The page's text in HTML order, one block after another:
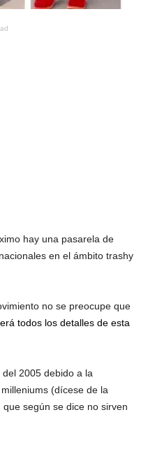
hay una pasarela de
en el ámbito trashy
no se preocupe que
todos los detalles de esta
2005 debido a la
(dícese de la
según se dice no sirven